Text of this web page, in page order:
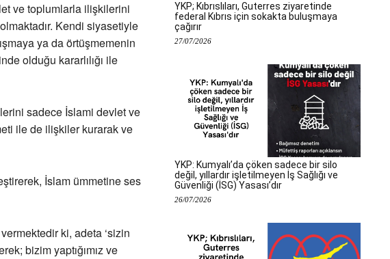
ve toplumlarla ilişkilerini
Kendi siyasetiyle
ya da örtüşmemenin
olduğu kararlılığı ile
sadece İslami devlet ve
ile de ilişkiler kurarak ve
İslam ümmetine ses
ki, adeta ‘sizin
bizim yaptığımız ve
YKP; Kıbrıslıları, Guterres ziyaretinde
federal Kıbrıs için sokakta buluşmaya
çağırır
27/07/2026
YKP: Kumyalı’da çöken sadece bir silo
değil, yıllardır işletilmeyen İş Sağlığı ve
Güvenliği (İSG) Yasası’dır
26/07/2026